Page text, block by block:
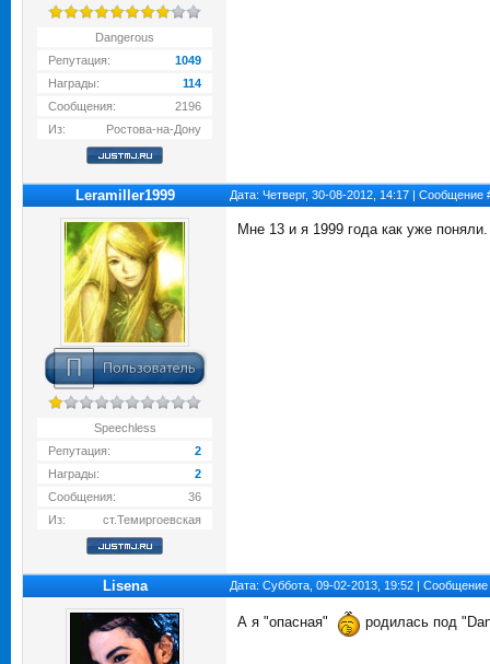
Dangerous
Репутация:
1049
Награды:
114
Сообщения:
2196
Из:
Ростова-на-Дону
Leramiller1999 Дата: Четверг, 30-08-2012, 14:17 | Сообщение
Speechless
Репутация:
2
Награды:
2
Сообщения:
36
Из:
ст.Темиргоевская
Мне 13 и я 1999 года как уже
Lisena Дата: Суббота, 09-02-2013, 19:52 |
А я "опасная" родилась под